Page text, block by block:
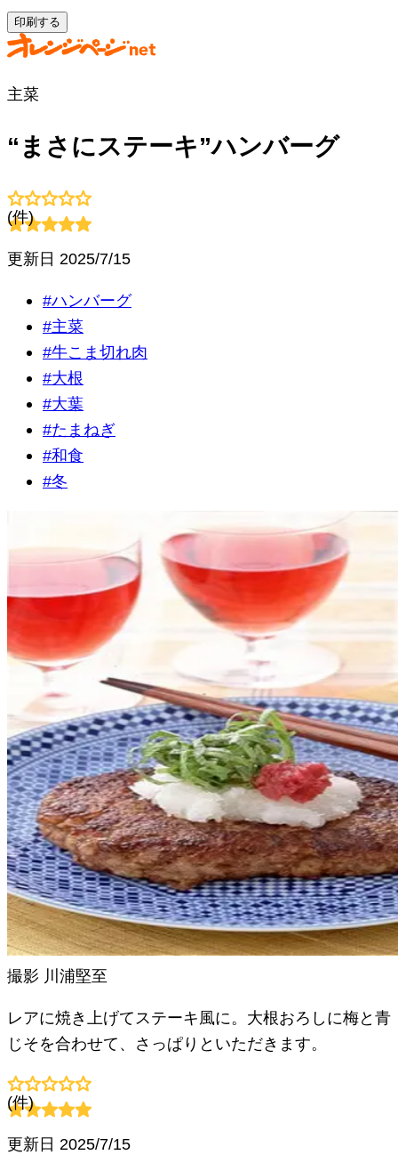
印刷する
主菜
“まさにステーキ”ハンバーグ
(件)
更新日 2025/7/15
#ハンバーグ
#主菜
#牛こま切れ肉
#大根
#大葉
#たまねぎ
#和食
#冬
撮影 川浦堅至
レアに焼き上げてステーキ風に。大根おろしに梅と青
じそを合わせて、さっぱりといただきます。
(件)
更新日 2025/7/15